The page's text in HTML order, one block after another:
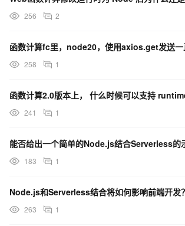
256 2
258 1
函数计算2.0版本上， 什么时候可以支持
241 1
能否给出一个简单的Node.js结合Serverless的
183 1
Node.js和Serverless结合将如何影响前端开发？
263 1